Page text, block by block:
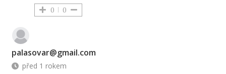
0 0
palasovar@gmail.com
před 1 rokem